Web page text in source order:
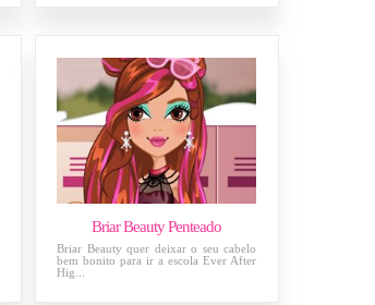
Briar Beauty Penteado
Briar Beauty quer deixar o seu cabelo
bem bonito para ir a escola Ever After
Hig...